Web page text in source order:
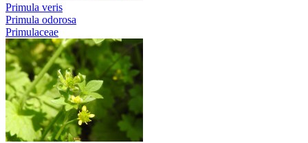
Primula veris
Primula odorosa
Primulaceae